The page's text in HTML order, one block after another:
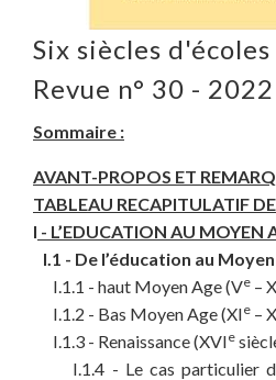
Six siècles
Revue n° 30 - 2022
Sommaire :
AVANT-PROPOS ET
TABLEAU RECAPITULATIF
I - L’EDUCATION AU MOYEN
I.1 - De l’éducation au
I.1.1 - haut Moyen Age (Ve – X
I.1.2 - Bas Moyen Age (XIe –
I.1.3 - Renaissance (XVIe
I.1.4 - Le cas particulier de